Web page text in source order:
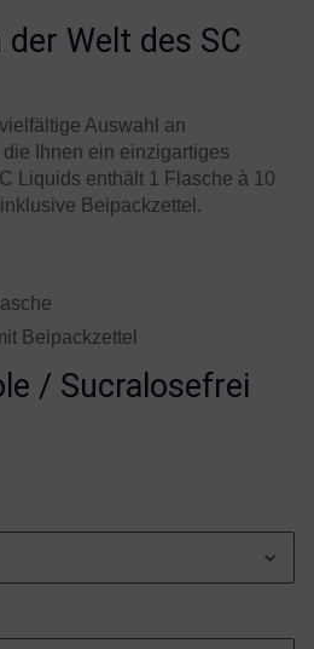
Welt des SC
Auswahl an
Ihnen ein einzigartiges
Liquids enthält 1 Flasche à 10
Beipackzettel.
Beipackzettel
/ Sucralosefrei